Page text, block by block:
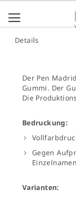
# DRÜCKEN SIE
Details
Der Pen
Gummi. Der
Die
Bedruckung:
Gegen
Varianten: